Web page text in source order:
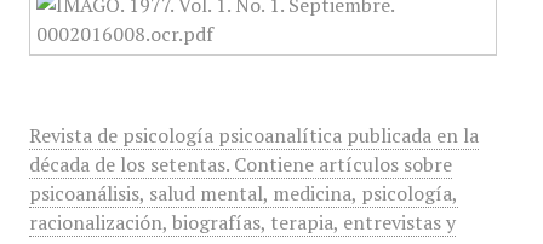
Revista de psicología psicoanalítica publicada en la
década de los setentas. Contiene artículos sobre
psicoanálisis, salud mental, medicina, psicología,
racionalización, biografías, terapia, entrevistas y